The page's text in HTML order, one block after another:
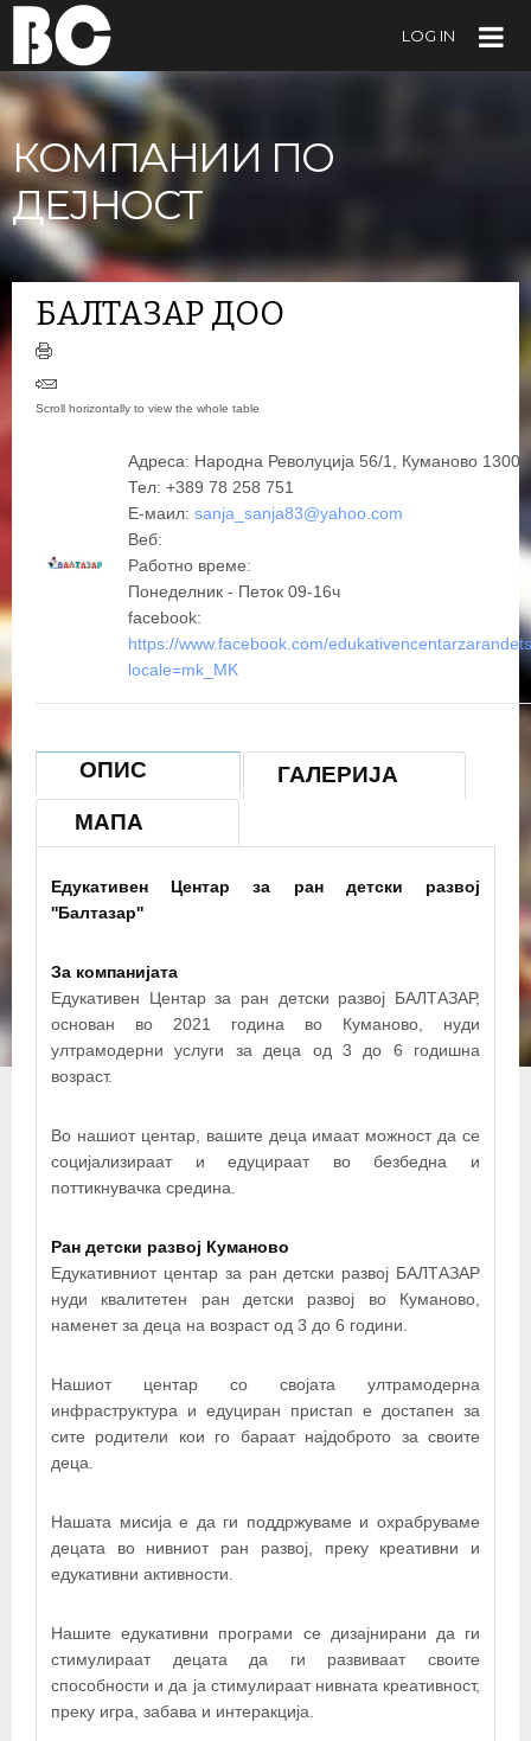
LOG IN
КОМПАНИИ ПО
ДЕЈНОСТ
БАЛТАЗАР ДОО
Адреса: Народна Револуција 56/1, Куманово 1300
Тел: +389 78 258 751
Е-маил: sanja_sanja83@yahoo.com
Веб:
Работно време:
Понеделник - Петок 09-16ч
facebook:
https://www.facebook.com/
locale=mk_MK
ОПИС
ГАЛЕРИЈА
МАПА
Едукативен Центар за ран детски развој
''Балтазар''
За компанијата
Едукативен Центар за ран детски развој БАЛТАЗАР,
основан во 2021 година во Куманово, нуди
ултрамодерни услуги за деца од 3 до 6 годишна
возраст.
Во нашиот центар, вашите деца имаат можност да се
социјализираат и едуцираат во безбедна и
поттикнувачка средина.
Ран детски развој Куманово
Едукативниот центар за ран детски развој БАЛТАЗАР
нуди квалитетен ран детски развој во Куманово,
наменет за деца на возраст од 3 до 6 години.
Нашиот центар со својата ултрамодерна
инфраструктура и едуциран пристап е достапен за
сите родители кои го бараат најдоброто за своите
деца.
Нашата мисија е да ги поддржуваме и охрабруваме
децата во нивниот ран развој, преку креативни и
едукативни активности.
Нашите едукативни програми се дизајнирани да ги
стимулираат децата да ги развиваат своите
способности и да ја стимулираат нивната креативност,
преку игра, забава и интеракција.
БАЛТАЗАР ДОО
×
+
−